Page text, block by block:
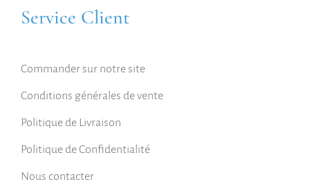
Service Client
Commander sur notre site
Conditions générales de vente
Politique de Livraison
Politique de Confidentialité
Nous contacter